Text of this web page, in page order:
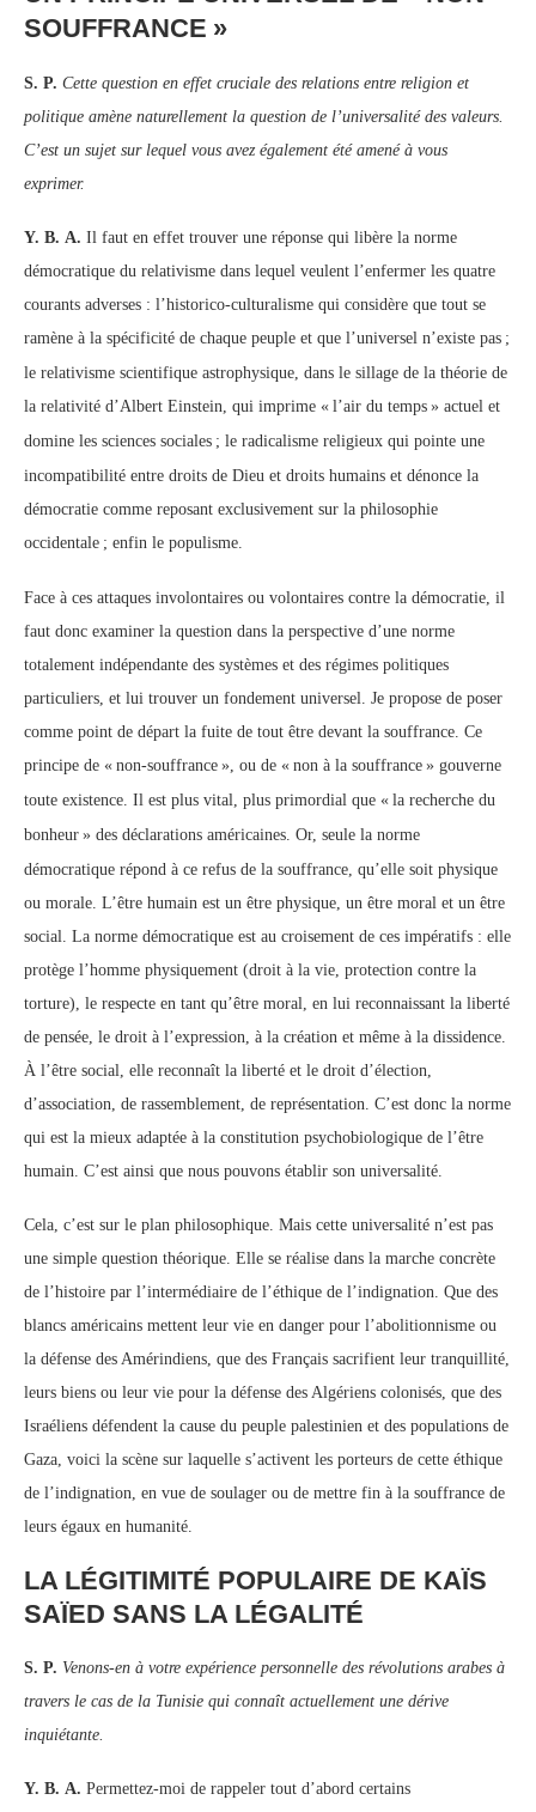
SOUFFRANCE »
S. P. Cette question en effet cruciale des relations entre religion et
politique amène naturellement la question de l’universalité des valeurs.
C’est un sujet sur lequel vous avez également été amené à vous
exprimer.
Y. B. A. Il faut en effet trouver une réponse qui libère la norme
démocratique du relativisme dans lequel veulent l’enfermer les quatre
courants adverses : l’historico-culturalisme qui considère que tout se
ramène à la spécificité de chaque peuple et que l’universel n’existe pas ;
le relativisme scientifique astrophysique, dans le sillage de la théorie de
la relativité d’Albert Einstein, qui imprime « l’air du temps » actuel et
domine les sciences sociales ; le radicalisme religieux qui pointe une
incompatibilité entre droits de Dieu et droits humains et dénonce la
démocratie comme reposant exclusivement sur la philosophie
occidentale ; enfin le populisme.
Face à ces attaques involontaires ou volontaires contre la démocratie, il
faut donc examiner la question dans la perspective d’une norme
totalement indépendante des systèmes et des régimes politiques
particuliers, et lui trouver un fondement universel. Je propose de poser
comme point de départ la fuite de tout être devant la souffrance. Ce
principe de « non-souffrance », ou de « non à la souffrance » gouverne
toute existence. Il est plus vital, plus primordial que « la recherche du
bonheur » des déclarations américaines. Or, seule la norme
démocratique répond à ce refus de la souffrance, qu’elle soit physique
ou morale. L’être humain est un être physique, un être moral et un être
social. La norme démocratique est au croisement de ces impératifs : elle
protège l’homme physiquement (droit à la vie, protection contre la
torture), le respecte en tant qu’être moral, en lui reconnaissant la liberté
de pensée, le droit à l’expression, à la création et même à la dissidence.
À l’être social, elle reconnaît la liberté et le droit d’élection,
d’association, de rassemblement, de représentation. C’est donc la norme
qui est la mieux adaptée à la constitution psychobiologique de l’être
humain. C’est ainsi que nous pouvons établir son universalité.
Cela, c’est sur le plan philosophique. Mais cette universalité n’est pas
une simple question théorique. Elle se réalise dans la marche concrète
de l’histoire par l’intermédiaire de l’éthique de l’indignation. Que des
blancs américains mettent leur vie en danger pour l’abolitionnisme ou
la défense des Amérindiens, que des Français sacrifient leur tranquillité,
leurs biens ou leur vie pour la défense des Algériens colonisés, que des
Israéliens défendent la cause du peuple palestinien et des populations de
Gaza, voici la scène sur laquelle s’activent les porteurs de cette éthique
de l’indignation, en vue de soulager ou de mettre fin à la souffrance de
leurs égaux en humanité.
LA LÉGITIMITÉ POPULAIRE DE KAÏS
SAÏED SANS LA LÉGALITÉ
S. P. Venons-en à votre expérience personnelle des révolutions arabes à
travers le cas de la Tunisie qui connaît actuellement une dérive
inquiétante.
Y. B. A. Permettez-moi de rappeler tout d’abord certains